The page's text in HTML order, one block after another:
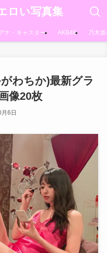
ロい写真集
ナ・キャスター AKB48 乃木
わちか)最新グラ
像20枚
6日